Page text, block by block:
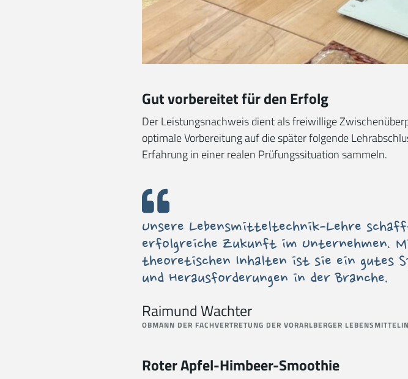
Gut vorbereitet für den Erfolg
Der Leistungsnachweis dient als freiwillige
optimale Vorbereitung auf die später folgende
Erfahrung in einer realen Prüfungssituation sammeln.
Unsere Lebensmitteltechnik-Lehre
erfolgreiche Zukunft im Unternehmen.
theoretischen Inhalten ist sie ein gutes
und Herausforderungen in der Branche.
Raimund Wachter
OBMANN DER FACHVERTRETUNG DER VORARLBERGER
Roter Apfel-Himbeer-Smoothie